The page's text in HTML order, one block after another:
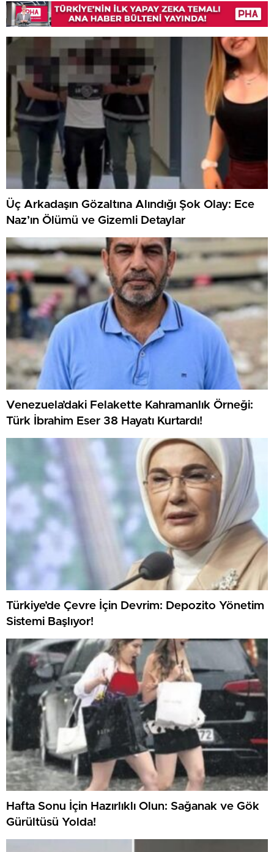
Üç Arkadaşın Gözaltına Alındığı Şok Olay: Ece
Naz’ın Ölümü ve Gizemli Detaylar
Venezuela’daki Felakette Kahramanlık Örneği:
Türk İbrahim Eser 38 Hayatı Kurtardı!
Türkiye’de Çevre İçin Devrim: Depozito Yönetim
Sistemi Başlıyor!
Hafta Sonu İçin Hazırlıklı Olun: Sağanak ve Gök
Gürültüsü Yolda!